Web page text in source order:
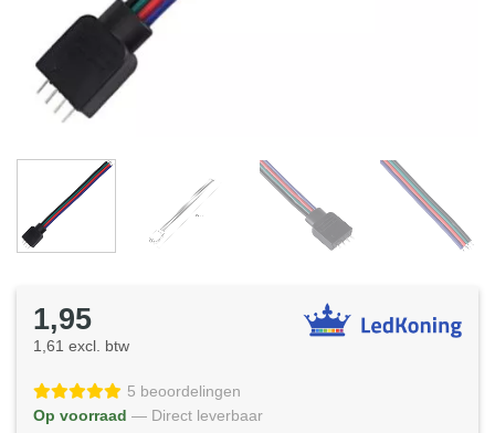
1,95
1,61 excl. btw
5 beoordelingen
Op voorraad — Direct leverbaar